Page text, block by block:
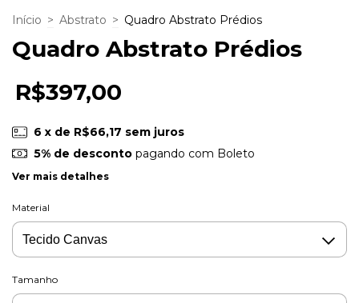
Início > Abstrato > Quadro Abstrato Prédios
Quadro Abstrato Prédios
R$397,00
6 x de R$66,17 sem juros
5% de descontopagando com Boleto
Ver mais detalhes
Material
Tamanho